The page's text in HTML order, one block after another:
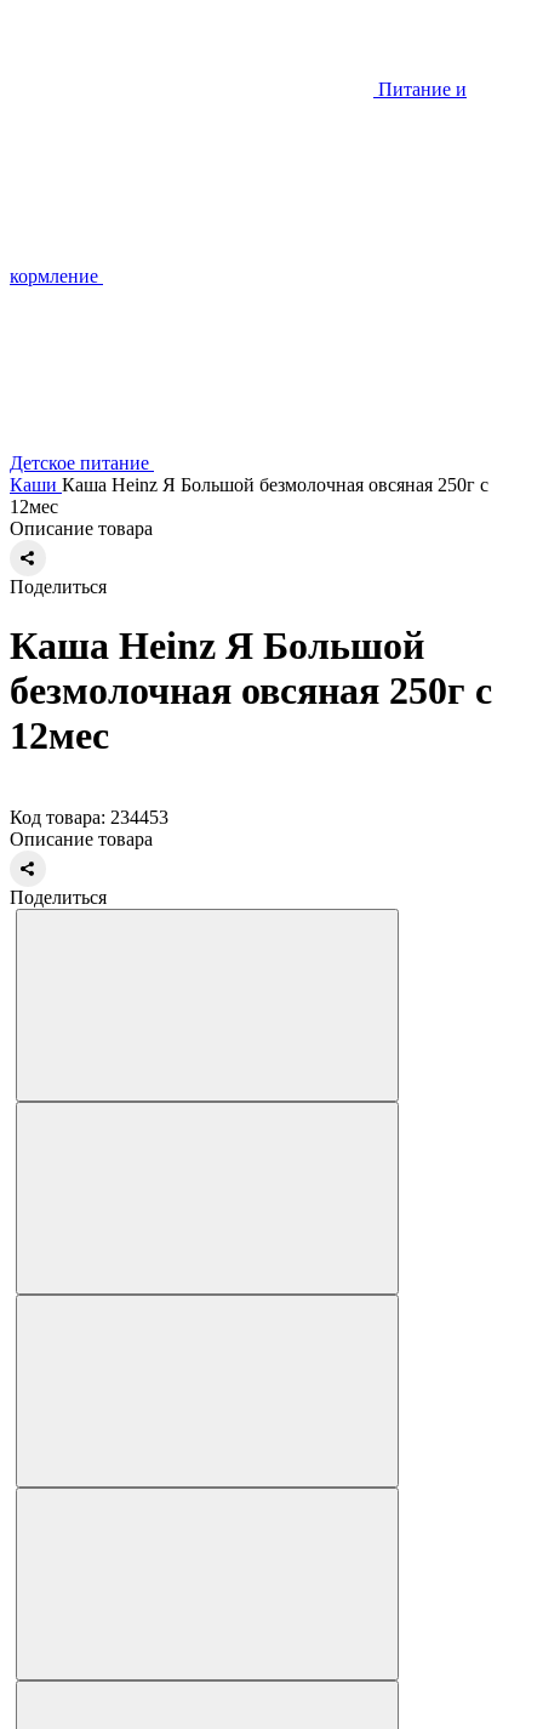
Питание и
кормление
Детское питание
Каши Каша Heinz Я Большой безмолочная овсяная 250г с
12мес
Описание товара
Поделиться
Каша Heinz Я Большой
безмолочная овсяная 250г с
12мес
Код товара: 234453
Описание товара
Поделиться